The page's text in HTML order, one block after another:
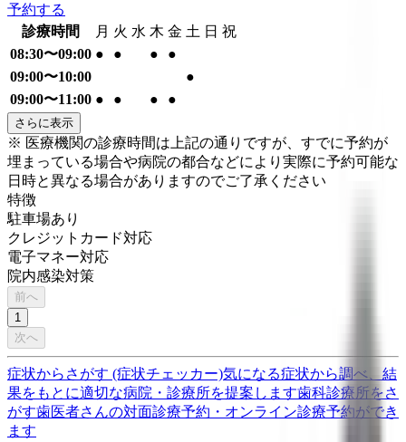
予約する
診療時間
月 火 水 木 金 土 日 祝
08:30〜09:00 ● ● ●
●
09:00〜10:00
●
09:00〜11:00 ● ● ● ●
さらに表示
※ 医療機関の診療時間は上記の通りですが、すでに予約が
埋まっている場合や病院の都合などにより実際に予約可能な
日時と異なる場合がありますのでご了承ください
特徴
駐車場あり
クレジットカード対応
電子マネー対応
院内感染対策
前へ
1
次へ
症状からさがす (症状チェッカー)気になる症状から調べ、結
果をもとに適切な病院・診療所を提案します歯科診療所をさ
がす歯医者さんの対面診療予約・オンライン診療予約ができ
ます